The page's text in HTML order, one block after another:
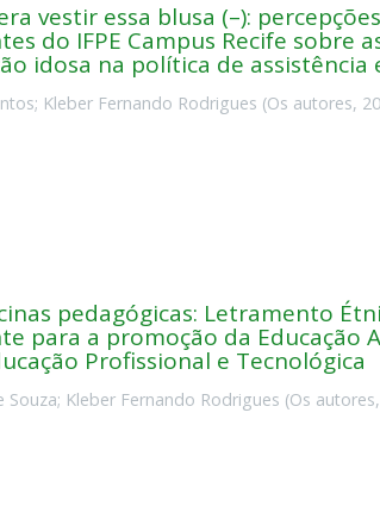
vestir essa blusa (–):
do IFPE Campus Recife sobre
idosa na política de
; Kleber Fernando Rodrigues (Os autores,
pedagógicas: Letramento
para a promoção da Educação
Profissional e Tecnológica
Souza; Kleber Fernando Rodrigues (Os autores,